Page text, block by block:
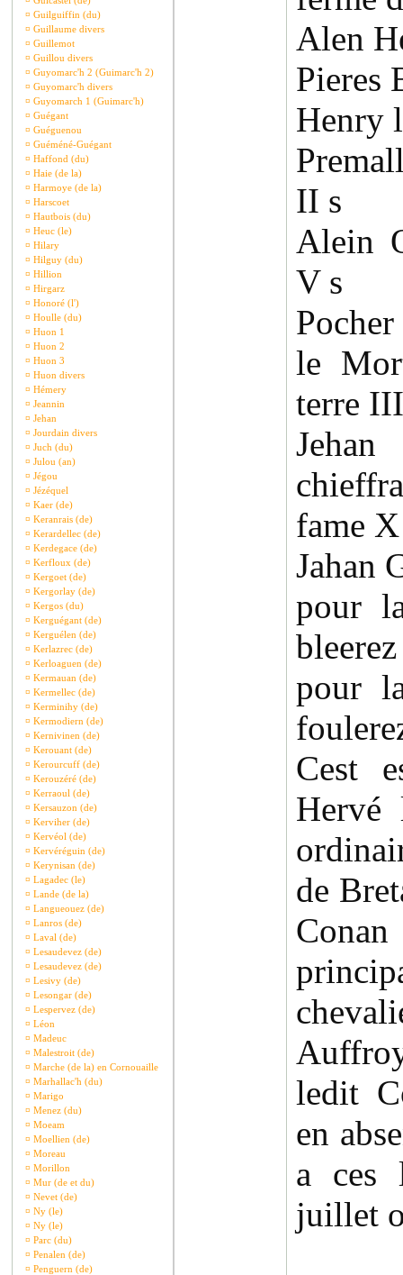
¤ Guilguiffin (du)
¤ Guillaume divers
¤ Guillemot
¤ Guillou divers
¤ Guyomarc'h 2 (Guimarc'h 2)
¤ Guyomarc'h divers
¤ Guyomarch 1 (Guimarc'h)
¤ Guégant
¤ Guéguenou
¤ Guéméné-Guégant
¤ Haffond (du)
¤ Haie (de la)
¤ Harmoye (de la)
¤ Harscoet
¤ Hautbois (du)
¤ Heuc (le)
¤ Hilary
¤ Hilguy (du)
¤ Hillion
¤ Hirgarz
¤ Honoré (l')
¤ Houlle (du)
¤ Huon 1
¤ Huon 2
¤ Huon 3
¤ Huon divers
¤ Hémery
¤ Jeannin
¤ Jehan
¤ Jourdain divers
¤ Juch (du)
¤ Julou (an)
¤ Jégou
¤ Jézéquel
¤ Kaer (de)
¤ Keranrais (de)
¤ Kerardellec (de)
¤ Kerdegace (de)
¤ Kerfloux (de)
¤ Kergoet (de)
¤ Kergorlay (de)
¤ Kergos (du)
¤ Kerguégant (de)
¤ Kerguélen (de)
¤ Kerlazrec (de)
¤ Kerloaguen (de)
¤ Kermauan (de)
¤ Kermellec (de)
¤ Kerminihy (de)
¤ Kermodiern (de)
¤ Kernivinen (de)
¤ Kerouant (de)
¤ Kerourcuff (de)
¤ Kerouzéré (de)
¤ Kerraoul (de)
¤ Kersauzon (de)
¤ Kerviher (de)
¤ Kervéol (de)
¤ Kervéréguin (de)
¤ Kerynisan (de)
¤ Lagadec (le)
¤ Lande (de la)
¤ Langueouez (de)
¤ Lanros (de)
¤ Laval (de)
¤ Lesaudevez (de)
¤ Lesaudevez (de)
¤ Lesivy (de)
¤ Lesongar (de)
¤ Lespervez (de)
¤ Léon
¤ Madeuc
¤ Malestroit (de)
¤ Marche (de la) en Cornouaille
¤ Marhallac'h (du)
¤ Marigo
¤ Menez (du)
¤ Moeam
¤ Moellien (de)
¤ Moreau
¤ Morillon
¤ Mur (de et du)
¤ Nevet (de)
¤ Ny (le)
¤ Ny (le)
¤ Parc (du)
¤ Penalen (de)
¤ Penguern (de)
Alen
Pieres
Henry
II s
Alein
V s
le
terre
fame
Jahan
pour
pour
Cest
Hervé
de
ledit
en
a ces
juillet